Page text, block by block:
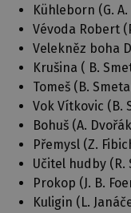
Kühleborn (G.
Vévoda Robert
Velekněz boha
Krušina ( B.
Tomeš (B.
Vok Vítkovic (B.
Bohuš (A.
Přemysl (Z.
Učitel hudby (R.
Prokop (J. B.
Kuligin (L.